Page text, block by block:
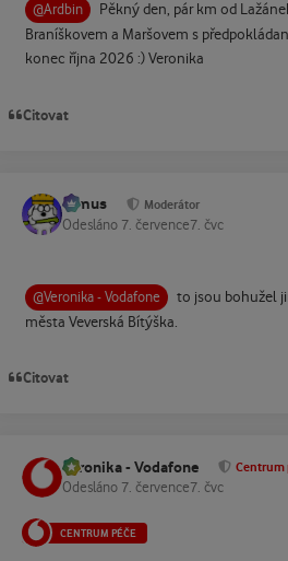
@Ardbin
Pěkný den, pár km od
Braníškovem a Maršovem s
konec října 2026 :) Veronika
Citovat
tomus Moderátor
Odesláno 7. července7. čvc
@Veronika - Vodafone
to jsou bohužel
města Veverská Bítýška.
Citovat
Veronika - Vodafone Centrum
Odesláno 7. července7. čvc
CENTRUM PÉČE